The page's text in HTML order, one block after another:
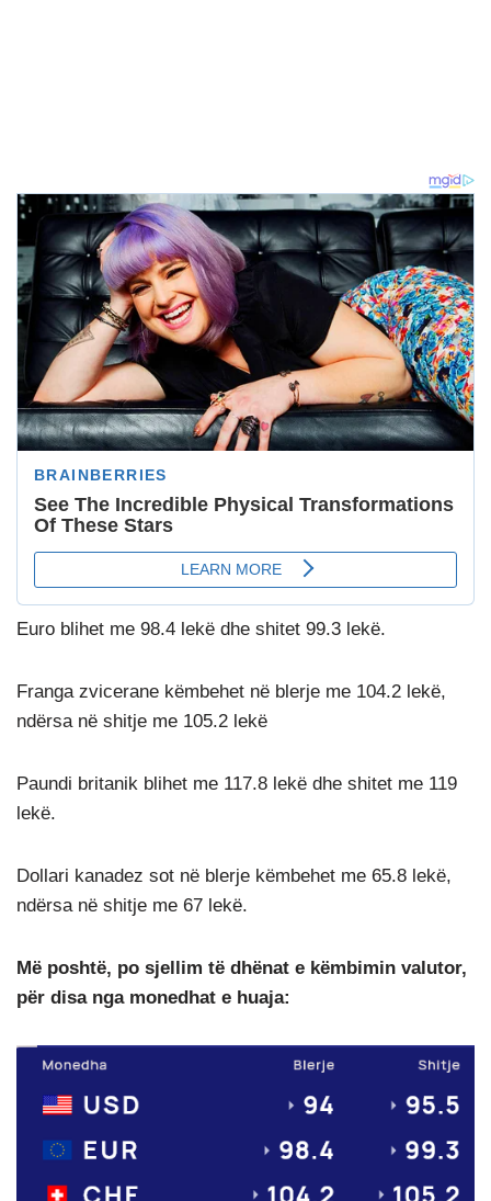
Euro blihet me 98.4 lekë dhe shitet 99.3 lekë.
Franga zvicerane këmbehet në blerje me 104.2 lekë,
ndërsa në shitje me 105.2 lekë
Paundi britanik blihet me 117.8 lekë dhe shitet me 119
lekë.
Dollari kanadez sot në blerje këmbehet me 65.8 lekë,
ndërsa në shitje me 67 lekë.
Më poshtë, po sjellim të dhënat e këmbimin valutor,
për disa nga monedhat e huaja: